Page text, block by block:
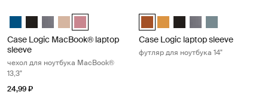
Case Logic 13.3" Laptop and MacBook Sleeve Dark Teal
Case Logic 13.3" Laptop and MacBook Sleeve Чёрный
Case Logic 13.3" Laptop and MacBook Sleeve Графит
Case Logic 13.3" Laptop and MacBook Sleeve
Case Logic 13.3" Laptop and MacBook Sleeve
Case Logic MacBook® laptop
sleeve
чехол для ноутбука MacBook®
13,3"
24,99 ₽
Case Logic 14" laptop sleeve
Case Logic 14" laptop sleeve
Case Logic 14" laptop
Case Logic 14"
Case Logic 14"
Case Logic laptop sleeve
футляр для ноутбука 14"